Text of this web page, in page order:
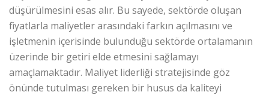
düşürülmesini esas alır. Bu sayede, sektörde oluşan
fiyatlarla maliyetler arasındaki farkın açılmasını ve
işletmenin içerisinde bulunduğu sektörde ortalamanın
üzerinde bir getiri elde etmesini sağlamayı
amaçlamaktadır. Maliyet liderliği stratejisinde göz
önünde tutulması gereken bir husus da kaliteyi